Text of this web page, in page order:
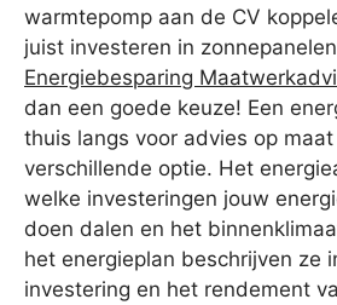
warmtepomp aan de CV
juist investeren in
Energiebesparing
dan een goede keuze! Een
thuis langs voor advies op
verschillende optie. Het
welke investeringen jouw
doen dalen en het
het energieplan beschrijven ze
investering en het rendement